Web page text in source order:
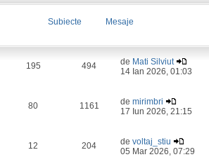
Subiecte
Mesaje
195 494 de Mati Silviut
14 Ian 2026, 01:03
80 1161 demirimbri
17 Iun 2026, 21:15
12 204 devoltaj_stiu
05 Mar 2026, 07:29